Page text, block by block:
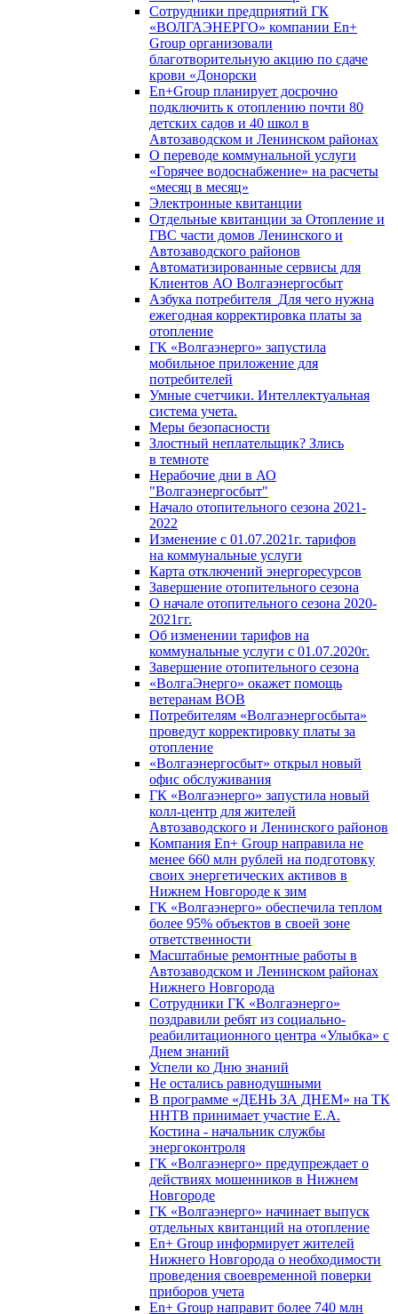
Сотрудники предприятий ГК
«ВОЛГАЭНЕРГО» компании En+
Group организовали
благотворительную акцию по сдаче
крови «Донорски
En+Group планирует досрочно
подключить к отоплению почти 80
детских садов и 40 школ в
Автозаводском и Ленинском районах
О переводе коммунальной услуги
«Горячее водоснабжение» на расчеты
«месяц в месяц»
Электронные квитанции
Отдельные квитанции за Отопление и
ГВС части домов Ленинского и
Автозаводского районов
Автоматизированные сервисы для
Клиентов АО Волгаэнергосбыт
Азбука потребителя_Для чего нужна
ежегодная корректировка платы за
отопление
ГК «Волгаэнерго» запустила
мобильное приложение для
потребителей
Умные счетчики. Интеллектуальная
система учета.
Меры безопасности
Злостный неплательщик? Злись
в темноте
Нерабочие дни в АО
"Волгаэнергосбыт"
Начало отопительного сезона 2021-
2022
Изменение с 01.07.2021г. тарифов
на коммунальные услуги
Карта отключений энергоресурсов
Завершение отопительного сезона
О начале отопительного сезона 2020-
2021гг.
Об изменении тарифов на
коммунальные услуги с 01.07.2020г.
Завершение отопительного сезона
«ВолгаЭнерго» окажет помощь
ветеранам ВОВ
Потребителям «Волгаэнергосбыта»
проведут корректировку платы за
отопление
«Волгаэнергосбыт» открыл новый
офис обслуживания
ГК «Волгаэнерго» запустила новый
колл-центр для жителей
Автозаводского и Ленинского районов
Компания En+ Group направила не
менее 660 млн рублей на подготовку
своих энергетических активов в
Нижнем Новгороде к зим
ГК «Волгаэнерго» обеспечила теплом
более 95% объектов в своей зоне
ответственности
Масштабные ремонтные работы в
Автозаводском и Ленинском районах
Нижнего Новгорода
Сотрудники ГК «Волгаэнерго»
поздравили ребят из социально-
реабилитационного центра «Улыбка» с
Днем знаний
Успели ко Дню знаний
Не остались равнодушными
В программе «ДЕНЬ ЗА ДНЕМ» на ТК
ННТВ принимает участие Е.А.
Костина - начальник службы
энергоконтроля
ГК «Волгаэнерго» предупреждает о
действиях мошенников в Нижнем
Новгороде
ГК «Волгаэнерго» начинает выпуск
отдельных квитанций на отопление
En+ Group информирует жителей
Нижнего Новгорода о необходимости
проведения своевременной поверки
приборов учета
En+ Group направит более 740 млн